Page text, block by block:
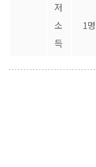
저
소
득
1명